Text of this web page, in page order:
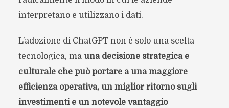
interpretano e utilizzano i dati.
L’adozione di ChatGPT non è solo una scelta
tecnologica, ma una decisione strategica e
culturale che può portare a una maggiore
efficienza operativa, un miglior ritorno sugli
investimenti e un notevole vantaggio